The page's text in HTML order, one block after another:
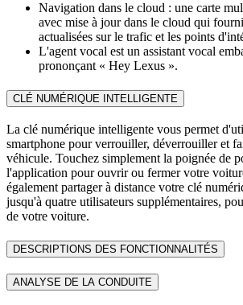
Navigation dans le cloud : une carte
avec mise à jour dans le cloud qui
actualisées sur le trafic et les points
L'agent vocal est un assistant vocal
prononçant « Hey Lexus ».
CLÉ NUMÉRIQUE INTELLIGENTE
La clé numérique intelligente vous permet
smartphone pour verrouiller, déverrouiller et
véhicule. Touchez simplement la poignée de
l'application pour ouvrir ou fermer votre
également partager à distance votre clé
jusqu'à quatre utilisateurs supplémentaires,
de votre voiture.
DESCRIPTIONS DES FONCTIONNALITÉS
ANALYSE DE LA CONDUITE